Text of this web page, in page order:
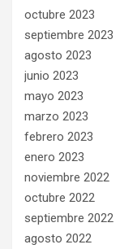
octubre 2023
septiembre 2023
agosto 2023
junio 2023
mayo 2023
marzo 2023
febrero 2023
enero 2023
noviembre 2022
octubre 2022
septiembre 2022
agosto 2022